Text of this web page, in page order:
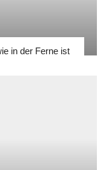
in der Ferne ist